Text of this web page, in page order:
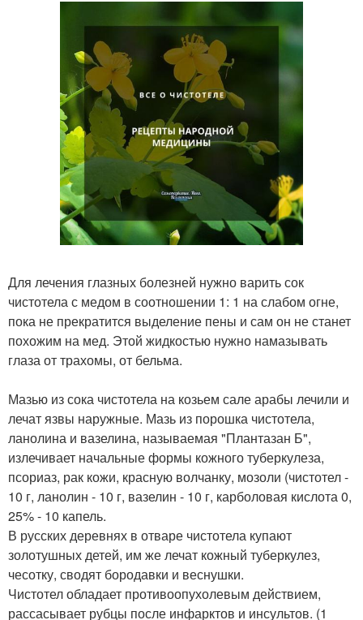
Для лечения глазных болезней нужно варить сок
чистотела с медом в соотношении 1: 1 на слабом огне,
пока не прекратится выделение пены и сам он не станет
похожим на мед. Этой жидкостью нужно намазывать
глаза от трахомы, от бельма.
Мазью из сока чистотела на козьем сале арабы лечили и
лечат язвы наружные. Мазь из порошка чистотела,
ланолина и вазелина, называемая "Плантазан Б",
излечивает начальные формы кожного туберкулеза,
псориаз, рак кожи, красную волчанку, мозоли (чистотел -
10 г, ланолин - 10 г, вазелин - 10 г, карболовая кислота 0,
25% - 10 капель.
В русских деревнях в отваре чистотела купают
золотушных детей, им же лечат кожный туберкулез,
чесотку, сводят бородавки и веснушки.
Чистотел обладает противоопухолевым действием,
рассасывает рубцы после инфарктов и инсультов. (1